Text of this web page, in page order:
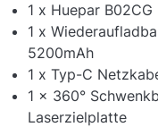
1 x Huepar B02CG
1 x
5200mAh
1 x Typ-C
1 x 360°
Laserzielplatte